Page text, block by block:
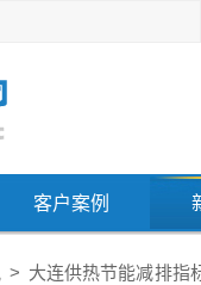
客户案例
> 大连供热节能减排指